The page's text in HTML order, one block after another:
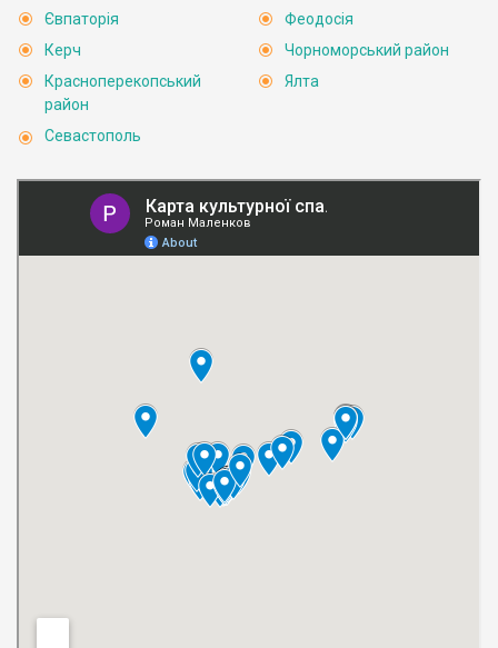
Євпаторія
Керч
Красноперекопський
район
Севастополь
Феодосія
Чорноморський район
Ялта